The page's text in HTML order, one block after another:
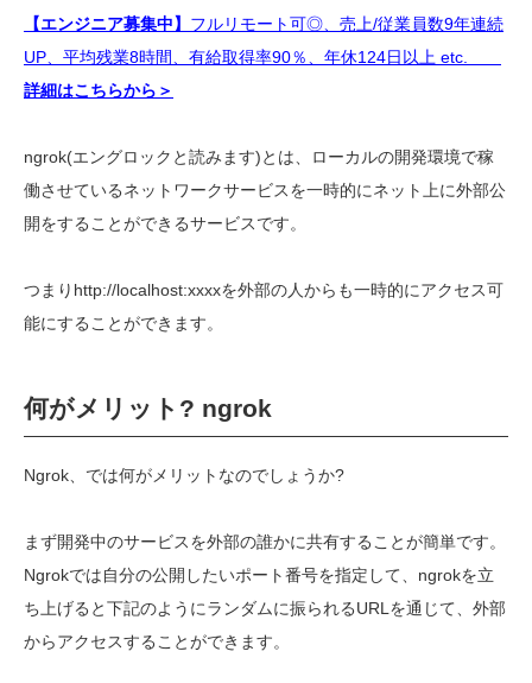
【エンジニア募集中】 フルリモート可◎、売上/従業員数9年連続
UP、平均残業8時間、有給取得率90％、年休124日以上 etc.
詳細はこちらから＞
ngrok(エングロックと読みます)とは、ローカルの開発環境で稼
働させているネットワークサービスを一時的にネット上に外部公
開をすることができるサービスです。
つまり http://localhost:xxxxを外部の人からも一時的にアクセス可
能にすることができます。
何がメリット? ngrok
Ngrok 、では何がメリットなのでしょうか?
まず開発中のサービスを外部の誰かに共有することが簡単です。
Ngrokでは自分の公開したいポート番号を指定して、ngrokを立
ち上げると下記のようにランダムに振られるURLを通じて、外部
からアクセスすることができます。